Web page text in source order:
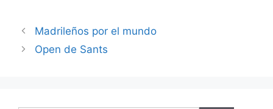
Madrileños por el mundo
Open de Sants